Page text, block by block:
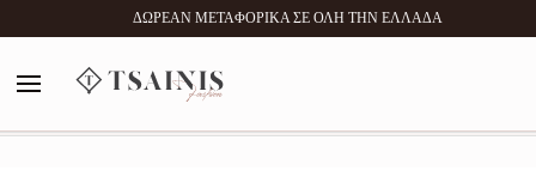
ΔΩΡΕΑΝ ΜΕΤΑΦΟΡΙΚΑ ΣΕ ΟΛΗ ΤΗΝ ΕΛΛΑΔΑ
MENU